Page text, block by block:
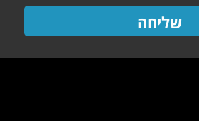
שליחה